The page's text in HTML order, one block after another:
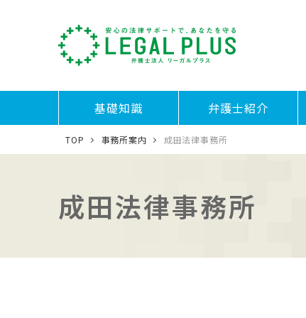
基礎知識 弁護士紹介
TOP 事務所案内 成田法律事務所
成田法律事務所